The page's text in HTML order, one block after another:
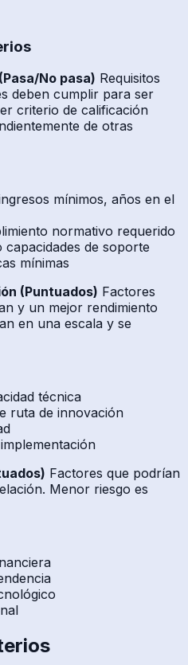
No pasa) Requisitos
deben cumplir para ser
criterio de calificación
de otras
mínimos, años en el
normativo requerido
de soporte
mínimas
(Puntuados) Factores
y un mejor rendimiento
en una escala y se
técnica
ruta de innovación
Factores que podrían
Menor riesgo es